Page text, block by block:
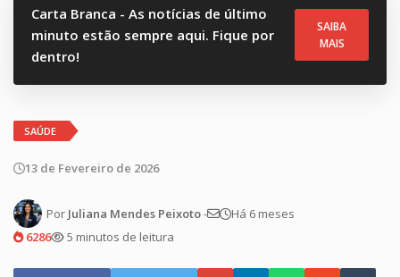
Carta Branca - As notícias de último
minuto estão sempre aqui. Fique por
dentro!
SAIBA
MAIS
SAÚDE
13 de Fevereiro de 2026
Por Juliana Mendes Peixoto-
Há 6 meses
6286
5 minutos de leitura